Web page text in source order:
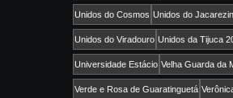
Unidos do Cosmos Unidos do
Unidos do Viradouro Unidos da Tijuca
Universidade Estácio Velha Guarda da
Verde e Rosa de Guaratinguetá